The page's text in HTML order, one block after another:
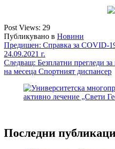
Post Views: 29
Публикувано в Новини
Навигация
Предишен: Справка за COVID-
24.09.2021 г.
Следващ: Безплатни прегледи
на месеца Спортният диспансер
Последни